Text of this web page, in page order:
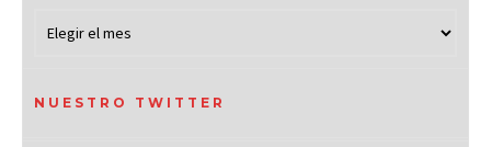
NUESTRO TWITTER